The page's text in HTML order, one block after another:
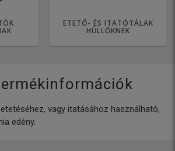
ETETŐ- ÉS ITATÓTÁLAK
HÜLLŐKNEK
vagy itatásához használható,
edény.